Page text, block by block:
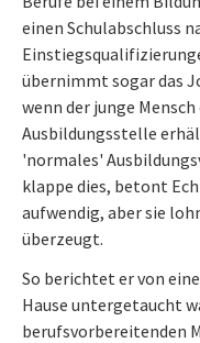
einen Schulabschluss
übernimmt sogar das
wenn der junge
Ausbildungsstelle
'normales'
klappe dies, betont
aufwendig, aber sie
überzeugt.
So berichtet er von
Hause untergetaucht
berufsvorbereitenden